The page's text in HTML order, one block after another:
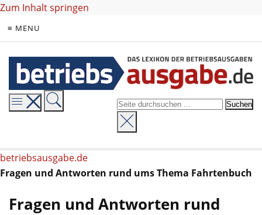
Zum Inhalt springen
≡ MENU
betriebsausgabe.de
Fragen und Antworten rund ums Thema Fahrtenbuch
Fragen und Antworten rund